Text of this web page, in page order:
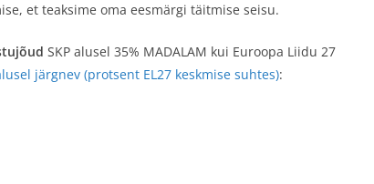
et teaksime oma eesmärgi täitmise seisu.
SKP alusel 35% MADALAM kui Euroopa Liidu 27
järgnev (protsent EL27 keskmise suhtes):